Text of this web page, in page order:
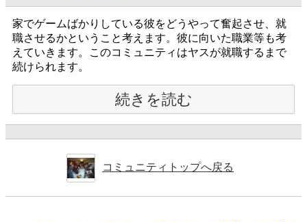
家でゲームばかりしている彼をどうやって奮起させ、就
職させるかということ考えます。彼に向いた職業等も考
えていきます。このコミュニティはヤスが就職するまで
続けられます。
続きを読む
コミュニティトップへ戻る